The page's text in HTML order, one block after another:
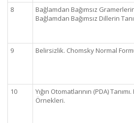
8
Bağlamdan Bağımsız
Bağlamdan Bağımsız Dillerin
9 Belirsizlik. Chomsky Normal
10
Yığın Otomatlarının (PDA) Tanımı.
Örnekleri.